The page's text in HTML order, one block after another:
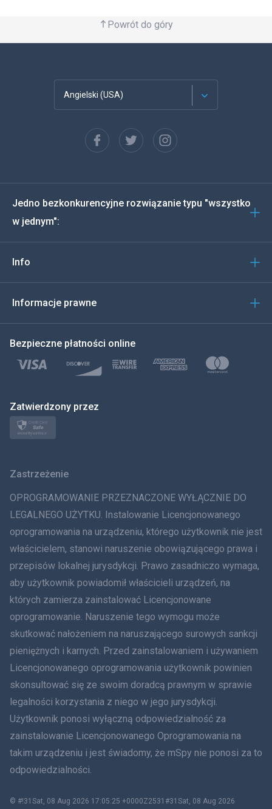
Powrót do góry
Angielski (USA)
Español
Deutsch
Włoski
한국의
ภาษาไทย
简体中文
Dania
हिंदी
Holenderski
עברית
Rumunia
Tiếng Việt
繁體中文
Slovenčina
Jedno bezkonkurencyjne rozwiązanie typu "wszystko
w jednym":
Info
Informacje prawne
Bezpieczne płatności online
Zatwierdzony przez
Zastrzeżenie
OPROGRAMOWANIE PRZEZNACZONE WYŁĄCZNIE DO
LEGALNEGO UŻYTKU. Instalowanie Licencjonowanego
oprogramowania na urządzeniu, którego użytkownik nie jest
właścicielem, stanowi naruszenie obowiązującego prawa i
przepisów lokalnej jurysdykcji. Prawo zasadniczo wymaga,
aby użytkownik powiadomił właścicieli urządzeń, na
których zamierza zainstalować Licencjonowane
oprogramowanie. Naruszenie tego wymogu może
skutkować nałożeniem na naruszającego surowych sankcji
pieniężnych i karnych. Przed zainstalowaniem i używaniem
Licencjonowanego oprogramowania użytkownik powinien
skonsultować się ze swoim doradcą prawnym w sprawie
legalności korzystania z niego w jego jurysdykcji.
Użytkownik ponosi wyłączną odpowiedzialność za
zainstalowanie Licencjonowanego Oprogramowania na
takim urządzeniu i jest świadomy, że mSpy nie ponosi za to
odpowiedzialności.
© #!31Sat, 08 Aug 2026 17:05:25 +0000Z2531#31Sat, 08 Aug 2026